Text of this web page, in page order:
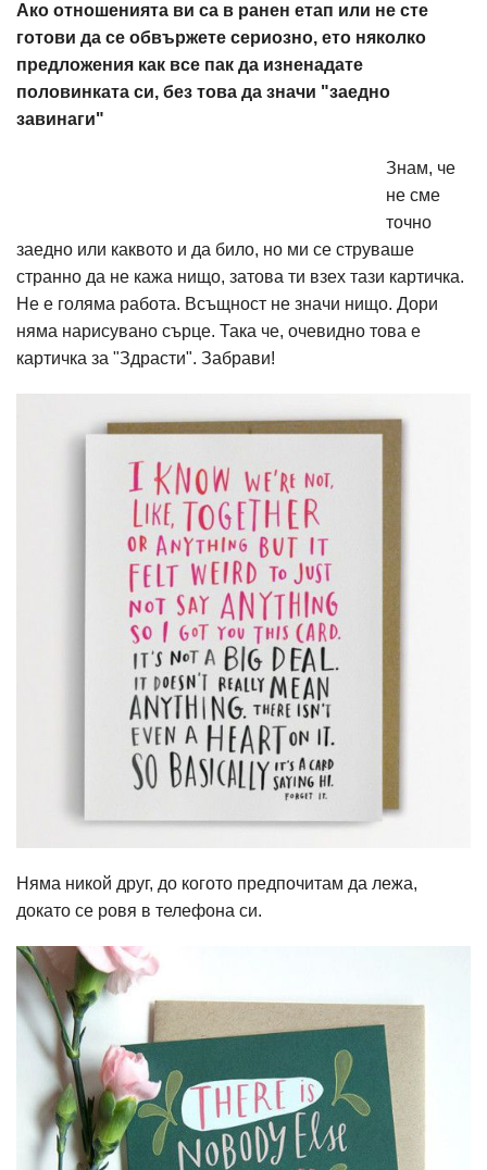
Ако отношенията ви са в ранен етап или не сте
готови да се обвържете сериозно, ето няколко
предложения как все пак да изненадате
половинката си, без това да значи "заедно
завинаги"
Знам, че
не сме
точно
заедно или каквото и да било, но ми се струваше
странно да не кажа нищо, затова ти взех тази картичка.
Не е голяма работа. Всъщност не значи нищо. Дори
няма нарисувано сърце. Така че, очевидно това е
картичка за "Здрасти". Забрави!
Няма никой друг, до когото предпочитам да лежа,
докато се ровя в телефона си.